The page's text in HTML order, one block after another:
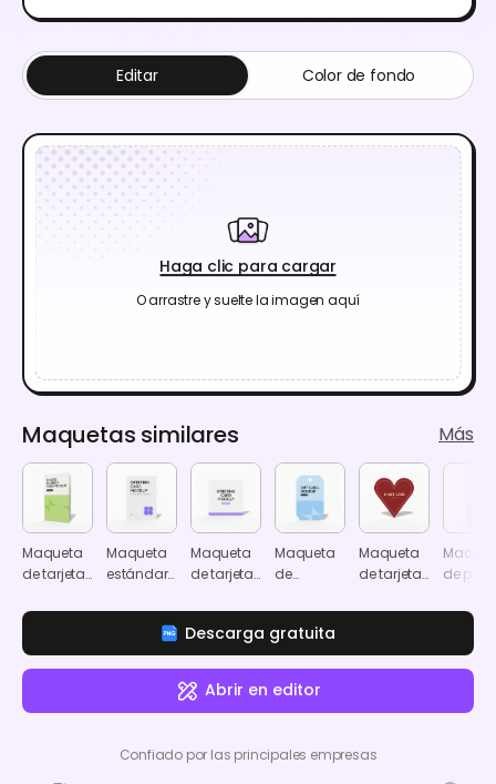
Haga clic para cargar
O arrastre y suelte la imagen aquí
Editar Color de fondo
Maquetas similares Más
Maqueta
de tarjeta
negocios
Maqueta
estándar
de
felicitación
Maqueta
de tarjeta
felicitación
cuadrada
Maqueta
de
de regalo
con
chaflanes
rectangulares
Maqueta
de tarjeta
de
de
Descarga gratuita
Abrir en editor
Confiado por las principales empresas